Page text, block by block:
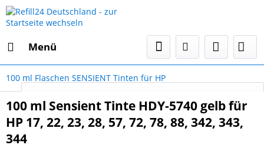
Menü
100 ml Flaschen SENSIENT Tinten für HP
100 ml Sensient Tinte HDY-5740 gelb für
HP 17, 22, 23, 28, 57, 72, 78, 88, 342, 343,
344